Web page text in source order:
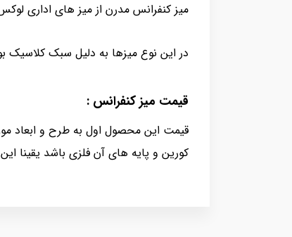
میز کنفرانس مدرن از میز های اداری
در این نوع میزها به دلیل سبک کلاسیک
قیمت ميز كنفرانس :
قیمت این محصول اول به طرح و ابعاد
کورین و پایه های آن فلزی باشد یقینا